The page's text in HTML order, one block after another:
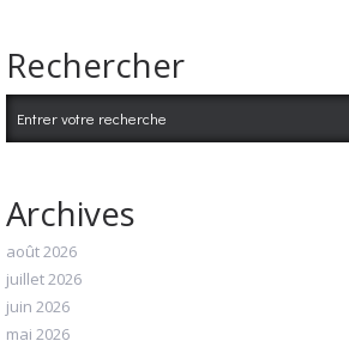
Rechercher
Archives
août 2026
juillet 2026
juin 2026
mai 2026